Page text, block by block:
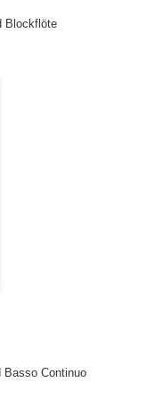
Blockflöte
Basso Continuo